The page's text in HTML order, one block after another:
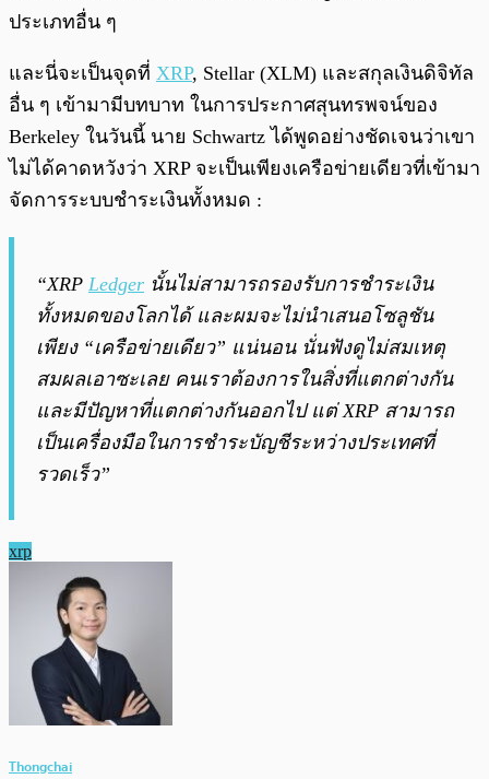
ประเภทอื่น ๆ
และนี่จะเป็นจุดที่ XRP, Stellar (XLM) และสกุลเงินดิจิทัล
อื่น ๆ เข้ามามีบทบาท ในการประกาศสุนทรพจน์ของ
Berkeley ในวันนี้ นาย Schwartz ได้พูดอย่างชัดเจนว่าเขา
ไม่ได้คาดหวังว่า XRP จะเป็นเพียงเครือข่ายเดียวที่เข้ามา
จัดการระบบชำระเงินทั้งหมด :
“XRP Ledger นั้นไม่สามารถรองรับการชำระเงิน
ทั้งหมดของโลกได้ และผมจะไม่นำเสนอโซลูชัน
เพียง “เครือข่ายเดียว” แน่นอน นั่นฟังดูไม่สมเหตุ
สมผลเอาซะเลย คนเราต้องการในสิ่งที่แตกต่างกัน
และมีปัญหาที่แตกต่างกันออกไป แต่ XRP สามารถ
เป็นเครื่องมือในการชำระบัญชีระหว่างประเทศที่
รวดเร็ว”
xrp
Thongchai